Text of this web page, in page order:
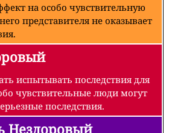
на особо чувствительную
представителя не оказывает
испытывать последствия для
чувствительные люди могут
последствия.
Нездоровый